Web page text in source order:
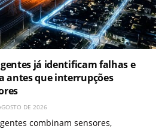
já identificam falhas e
antes que interrupções
DE 2026
combinam sensores,